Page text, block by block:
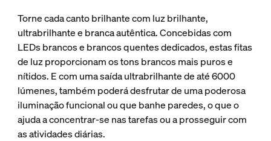
Torne cada canto brilhante com luz brilhante,
ultrabrilhante e branca autêntica. Concebidas com
LEDs brancos e brancos quentes dedicados, estas fitas
de luz proporcionam os tons brancos mais puros e
nítidos. E com uma saída ultrabrilhante de até 6000
lúmenes, também poderá desfrutar de uma poderosa
iluminação funcional ou que banhe paredes, o que o
ajuda a concentrar-se nas tarefas ou a prosseguir com
as atividades diárias.